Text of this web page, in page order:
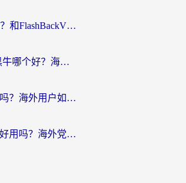
穿梭VPN好用吗？和FlashBackVPN对比哪个回国效果更好？
Quickback和小黑牛哪个好？海外党亲测指南，选对回国加速器秒回国内
迅游和银河好用吗？海外用户如何选择回国加速器实现无缝访问国内资源
穿梭和奇游手游好用吗？海外党亲测3款回国加速器，附蜜蜂加速器七天试用攻略